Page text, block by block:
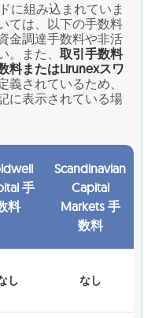
に組み込まれていま
ては、以下の手数料
金調達手数料や非活
また、 取引手数料
料またはLirunexスワ
義されているため、
に表示されている場
手
料
Scandinavian
Capital
Markets 手
数料
し なし